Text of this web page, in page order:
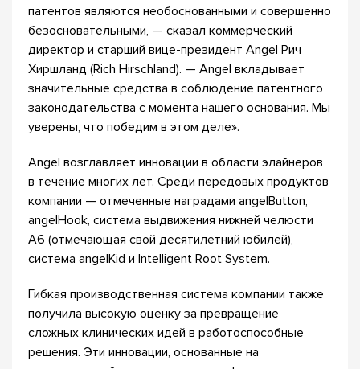
патентов являются необоснованными и совершенно
безосновательными, — сказал коммерческий
директор и старший вице-президент Angel Рич
Хиршланд (Rich Hirschland). — Angel вкладывает
значительные средства в соблюдение патентного
законодательства с момента нашего основания. Мы
уверены, что победим в этом деле».
Angel возглавляет инновации в области элайнеров
в течение многих лет. Среди передовых продуктов
компании — отмеченные наградами angelButton,
angelHook, система выдвижения нижней челюсти
A6 (отмечающая свой десятилетний юбилей),
система angelKid и Intelligent Root System.
Гибкая производственная система компании также
получила высокую оценку за превращение
сложных клинических идей в работоспособные
решения. Эти инновации, основанные на